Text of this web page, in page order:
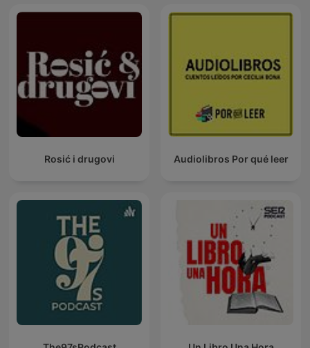
Rosić i drugovi Audiolibros Por qué leer